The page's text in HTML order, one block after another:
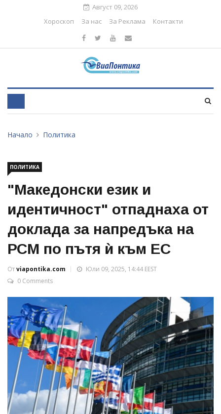
Август 09, 2026
Хороскоп
За нас За Реклама Контакти
Начало Политика
ПОЛИТИКА
"Македонски език и
идентичност" отпаднаха от
доклада за напредъка на
РСМ по пътя ѝ към ЕС
Отviapontika.com
Юли 09, 2025, 14:44 EEST
0 Comments